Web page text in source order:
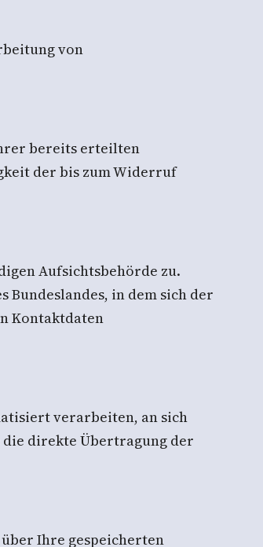
von
bereits erteilten
der bis zum Widerruf
Aufsichtsbehörde zu.
in dem sich der
Kontaktdaten
verarbeiten, an sich
die direkte Übertragung der
Ihre gespeicherten